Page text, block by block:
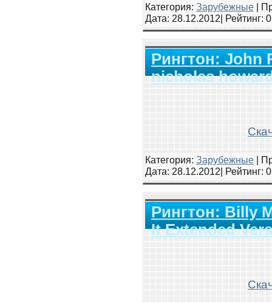
Категория: Зарубежные |
Дата: 28.12.2012| Рейтинг:
Рингтон: John
nicholas
Категория: Зарубежные |
Дата: 28.12.2012| Рейтинг:
Рингтон: Billy
It Extended